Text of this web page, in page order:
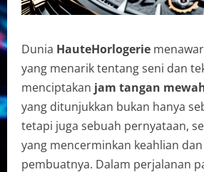
Dunia HauteHorlogerie
yang menarik tentang seni dan
menciptakan jam tangan
yang ditunjukkan bukan hanya
tetapi juga sebuah pernyataan,
yang mencerminkan keahlian
pembuatnya. Dalam perjalanan